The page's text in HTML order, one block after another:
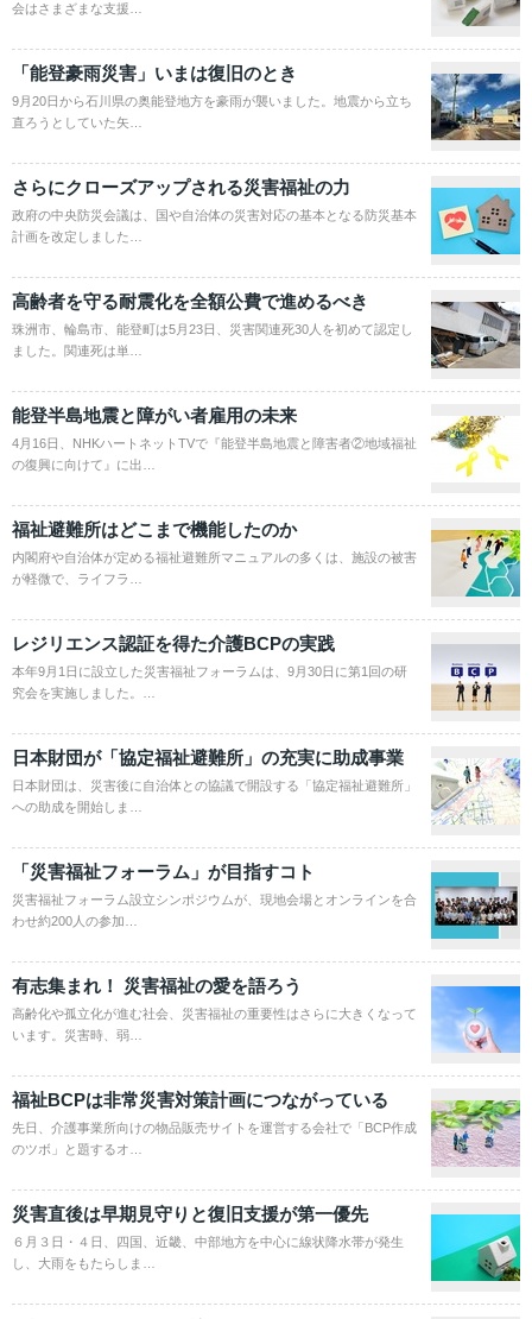
会はさまざまな支援…
「能登豪雨災害」いまは復旧のとき
9月20日から石川県の奥能登地方を豪雨が襲いました。地震から立ち
直ろうとしていた矢…
さらにクローズアップされる災害福祉の力
政府の中央防災会議は、国や自治体の災害対応の基本となる防災基本
計画を改定しました…
高齢者を守る耐震化を全額公費で進めるべき
珠洲市、輪島市、能登町は5月23日、災害関連死30人を初めて認定し
ました。関連死は単…
能登半島地震と障がい者雇用の未来
4月16日、NHKハートネットTVで『能登半島地震と障害者②地域福祉
の復興に向けて』に出…
福祉避難所はどこまで機能したのか
内閣府や自治体が定める福祉避難所マニュアルの多くは、施設の被害
が軽微で、ライフラ…
レジリエンス認証を得た介護BCPの実践
本年9月1日に設立した災害福祉フォーラムは、9月30日に第1回の研
究会を実施しました。…
日本財団が「協定福祉避難所」の充実に助成事業
日本財団は、災害後に自治体との協議で開設する「協定福祉避難所」
への助成を開始しま…
「災害福祉フォーラム」が目指すコト
災害福祉フォーラム設立シンポジウムが、現地会場とオンラインを合
わせ約200人の参加…
有志集まれ！ 災害福祉の愛を語ろう
高齢化や孤立化が進む社会、災害福祉の重要性はさらに大きくなって
います。災害時、弱…
福祉BCPは非常災害対策計画につながっている
先日、介護事業所向けの物品販売サイトを運営する会社で「BCP作成
のツボ」と題するオ…
災害直後は早期見守りと復旧支援が第一優先
６月３日・４日、四国、近畿、中部地方を中心に線状降水帯が発生
し、大雨をもたらしま…